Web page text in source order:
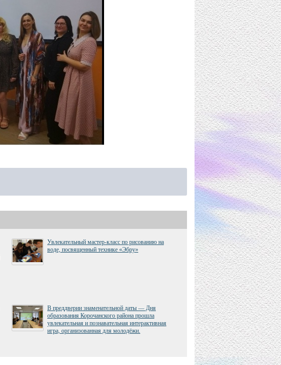
Увлекательный мастер-класс по рисованию на
воде, посвященный технике «Эбру»
В преддверии знаменательной даты — Дня
образования Корочанского района прошла
увлекательная и познавательная интерактивная
игра, организованная для молодёжи.